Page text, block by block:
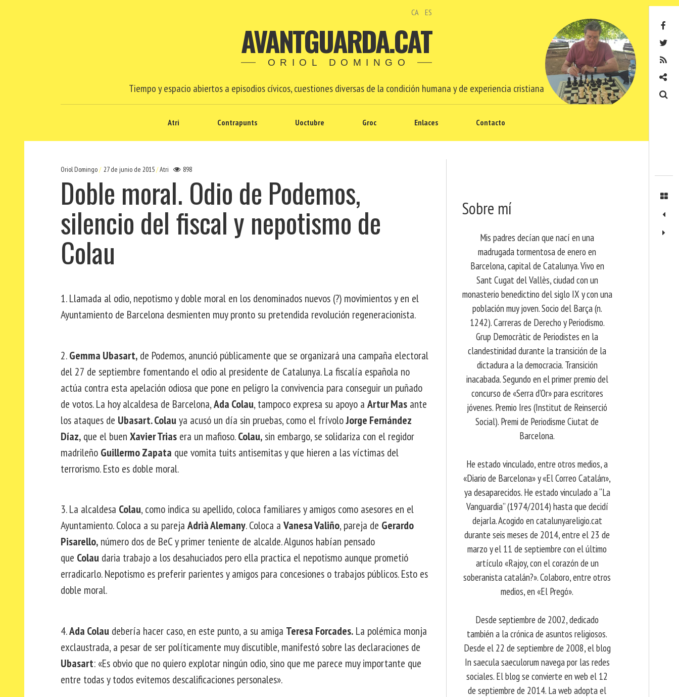
CA ES
AVANTGUARDA.CAT
ORIOL DOMINGO
Tiempo y espacio abiertos a episodios cívicos, cuestiones diversas de la condición humana y de experiencia cristiana
Atri Contrapunts Uoctubre Groc Enlaces Contacto
Oriol Domingo 27 de junio de 2015 Atri 898
Doble moral. Odio de Podemos,
silencio del fiscal y nepotismo de
Colau
1. Llamada al odio, nepotismo y doble moral en los denominados nuevos (?) movimientos y en el
Ayuntamiento de Barcelona desmienten muy pronto su pretendida revolución regeneracionista.
2.Gemma Ubasart, de Podemos, anunció públicamente que se organizará una campaña electoral
del 27 de septiembre fomentando el odio al presidente de Catalunya. La fiscalía española no
actúa contra esta apelación odiosa que pone en peligro la convivencia para conseguir un puñado
de votos. La hoy alcaldesa de Barcelona,Ada Colau, tampoco expresa su apoyo a Artur Mas ante
los ataques de Ubasart. Colau ya acusó un día sin pruebas, como el frívoloJorge Fernández
Díaz, que el buen Xavier Trias era un mafioso.Colau, sin embargo, se solidariza con el regidor
madrileño Guillermo Zapata que vomita tuits antisemitas y que hieren a las víctimas del
terrorismo. Esto es doble moral.
3. La alcaldesa Colau, como indica su apellido, coloca familiares y amigos como asesores en el
Ayuntamiento. Coloca a su pareja Adrià Alemany. Coloca a Vanesa Valiño, pareja de Gerardo
Pisarello, número dos de BeC y primer teniente de alcalde. Algunos habían pensado
que Colau daria trabajo a los desahuciados pero ella practica el nepotismo aunque prometió
erradicarlo. Nepotismo es preferir parientes y amigos para concesiones o trabajos públicos. Esto es
doble moral.
4.Ada Colau debería hacer caso, en este punto, a su amiga Teresa Forcades. La polémica monja
exclaustrada, a pesar de ser políticamente muy discutible, manifestó sobre las declaraciones de
Ubasart: «Es obvio que no quiero explotar ningún odio, sino que me parece muy importante que
entre todas y todos evitemos descalificaciones personales».
Sobre mí
Mis padres decían que nací en una
madrugada tormentosa de enero en
Barcelona, ​​capital de Catalunya. Vivo en
Sant Cugat del Vallès, ciudad con un
monasterio benedictino del siglo IX y con una
población muy joven. Socio del Barça (n.
1242). Carreras de Derecho y Periodismo.
Grup Democràtic de Periodistes en la
clandestinidad durante la transición de la
dictadura a la democracia. Transición
inacabada. Segundo en el primer premio del
concurso de «Serra d’Or» para escritores
jóvenes. Premio Ires (Institut de Reinserció
Social). Premi de Periodisme Ciutat de
Barcelona.
He estado vinculado, entre otros medios, a
«Diario de Barcelona» y «El Correo Catalán»,
ya desaparecidos. He estado vinculado a “La
Vanguardia” (1974/2014) hasta que decidí
dejarla. Acogido en catalunyareligio.cat
durante seis meses de 2014, entre el 23 de
marzo y el 11 de septiembre con el último
artículo «Rajoy, con el corazón de un
soberanista catalán?». Colaboro, entre otros
medios, en «El Pregó».
Desde septiembre de 2002, dedicado
también a la crónica de asuntos religiosos.
Desde el 22 de septiembre de 2008, el blog
In saecula saeculorum navega por las redes
sociales. El blog se convierte en web el 12
de septiembre de 2014. La web adopta el
Contacto